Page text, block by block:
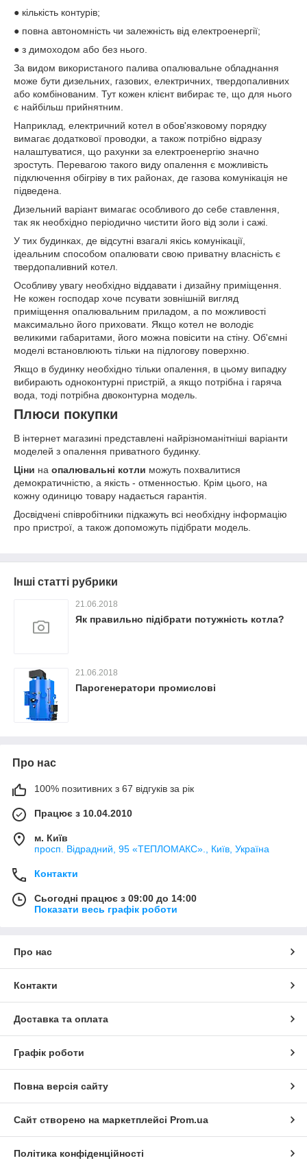
● кількість контурів;
● повна автономність чи залежність від електроенергії;
● з димоходом або без нього.
За видом використаного палива опалювальне обладнання
може бути дизельних, газових, електричних, твердопаливних
або комбінованим. Тут кожен клієнт вибирає те, що для нього
є найбільш прийнятним.
Наприклад, електричний котел в обов'язковому порядку
вимагає додаткової проводки, а також потрібно відразу
налаштуватися, що рахунки за електроенергію значно
зростуть. Перевагою такого виду опалення є можливість
підключення обігріву в тих районах, де газова комунікація не
підведена.
Дизельний варіант вимагає особливого до себе ставлення,
так як необхідно періодично чистити його від золи і сажі.
У тих будинках, де відсутні взагалі якісь комунікації,
ідеальним способом опалювати свою приватну власність є
твердопаливний котел.
Особливу увагу необхідно віддавати і дизайну приміщення.
Не кожен господар хоче псувати зовнішній вигляд
приміщення опалювальним приладом, а по можливості
максимально його приховати. Якщо котел не володіє
великими габаритами, його можна повісити на стіну. Об'ємні
моделі встановлюють тільки на підлогову поверхню.
Якщо в будинку необхідно тільки опалення, в цьому випадку
вибирають одноконтурні пристрій, а якщо потрібна і гаряча
вода, тоді потрібна двоконтурна модель.
Плюси покупки
В інтернет магазині представлені найрізноманітніші варіанти
моделей з опалення приватного будинку.
Ціни на опалювальні котли можуть похвалитися
демократичністю, а якість - отменностью. Крім цього, на
кожну одиницю товару надається гарантія.
Досвідчені співробітники підкажуть всі необхідну інформацію
про пристрої, а також допоможуть підібрати модель.
Інші статті рубрики
21.06.2018
Як правильно підібрати потужність котла?
21.06.2018
Парогенератори промислові
Про нас
100% позитивних з 67 відгуків за рік
Працює з 10.04.2010
м. Київ
просп. Відрадний, 95 «ТЕПЛОМАКС»., Київ, Україна
Контакти
Сьогодні працює з 09:00 до 14:00
Показати весь графік роботи
Про нас
Контакти
Доставка та оплата
Графік роботи
Повна версія сайту
Сайт створено на маркетплейсі Prom.ua
Політика конфіденційності